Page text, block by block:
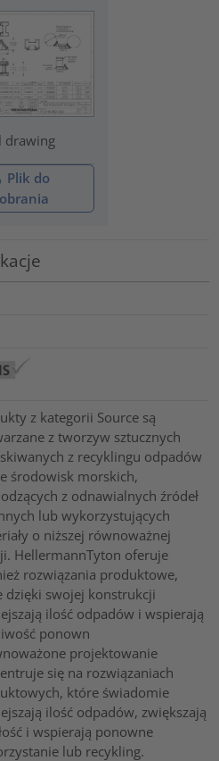
drawing
Plik do
z kategorii Source są
z tworzyw sztucznych
z recyklingu odpadów
środowisk morskich,
z odnawialnych źródeł
lub wykorzystujących
o niższej równoważnej
HellermannTyton oferuje
rozwiązania produktowe,
dzięki swojej konstrukcji
ilość odpadów i wspierają
ponown
projektowanie
się na rozwiązaniach
które świadomie
ilość odpadów, zwiększają
i wspierają ponowne
lub recykling.